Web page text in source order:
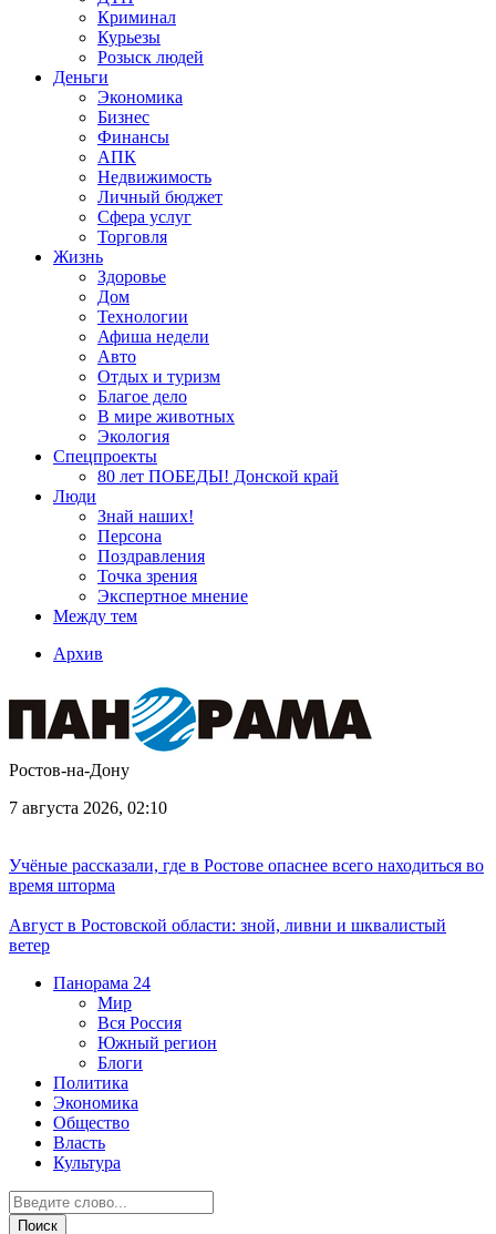
Криминал
Курьезы
Розыск людей
Деньги
Экономика
Бизнес
Финансы
АПК
Недвижимость
Личный бюджет
Сфера услуг
Торговля
Жизнь
Здоровье
Дом
Технологии
Афиша недели
Авто
Отдых и туризм
Благое дело
В мире животных
Экология
Спецпроекты
80 лет ПОБЕДЫ! Донской край
Люди
Знай наших!
Персона
Поздравления
Точка зрения
Экспертное мнение
Между тем
Архив
Ростов-на-Дону
7 августа 2026, 02:10
Учёные рассказали, где в Ростове опаснее всего находиться во
время шторма
Август в Ростовской области: зной, ливни и шквалистый
ветер
Панорама 24
Мир
Вся Россия
Южный регион
Блоги
Политика
Экономика
Общество
Власть
Культура